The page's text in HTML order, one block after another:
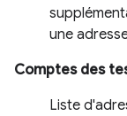
une
Comptes des
Liste